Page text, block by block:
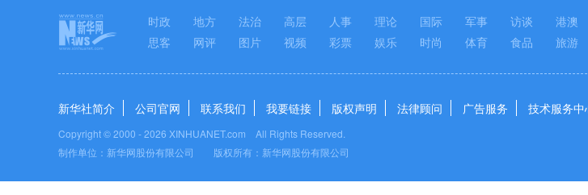
时政 地方 法治 高层 人事 理论 国际 军事 访谈 港澳
思客
网评 图片 视频 彩票 娱乐 时尚 体育 食品 旅游
新华社简介 公司官网 联系我们 我要链接 版权声明 法律顾问 广告服务 技术服务中
Copyright © 2000 -2026 XINHUANET.com All Rights Reserved.
制作单位：新华网股份有限公司 版权所有：新华网股份有限公司